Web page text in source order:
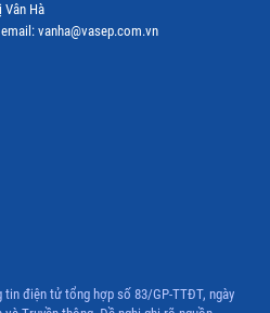
Vân Hà
vanha@vasep.com.vn
tin điện tử tổng hợp số 83/GP-TTĐT, ngày